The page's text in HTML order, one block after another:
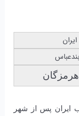
ايران پس از شهر